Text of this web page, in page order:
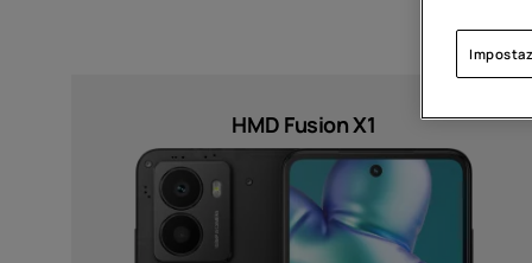
Riciclo dei dispositivi
HMD Fusion X1